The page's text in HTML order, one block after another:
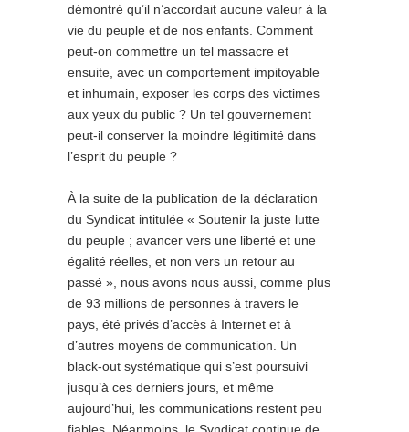
démontré qu’il n’accordait aucune valeur à la
vie du peuple et de nos enfants. Comment
peut-on commettre un tel massacre et
ensuite, avec un comportement impitoyable
et inhumain, exposer les corps des victimes
aux yeux du public ? Un tel gouvernement
peut-il conserver la moindre légitimité dans
l’esprit du peuple ?
À la suite de la publication de la déclaration
du Syndicat intitulée « Soutenir la juste lutte
du peuple ; avancer vers une liberté et une
égalité réelles, et non vers un retour au
passé », nous avons nous aussi, comme plus
de 93 millions de personnes à travers le
pays, été privés d’accès à Internet et à
d’autres moyens de communication. Un
black-out systématique qui s’est poursuivi
jusqu’à ces derniers jours, et même
aujourd’hui, les communications restent peu